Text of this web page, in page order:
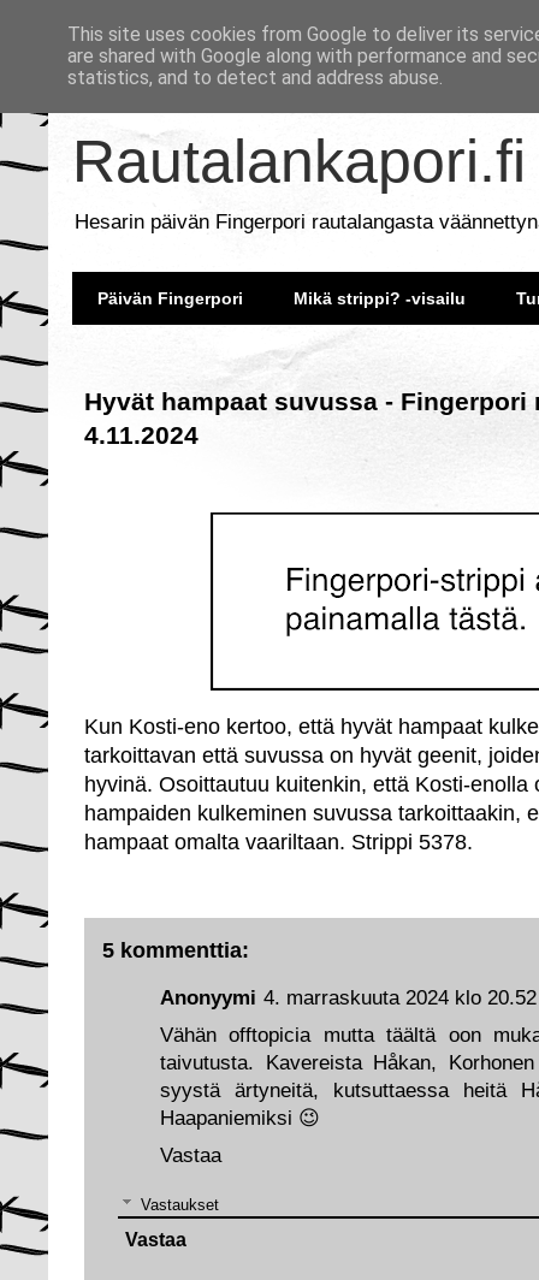
Rautalankapori.fi
Hesarin päivän Fingerpori rautalangasta
Päivän Fingerpori Mikä strippi? -visailu
Hyvät hampaat suvussa - Fingerpori
4.11.2024
Kun Kosti-eno kertoo, että hyvät hampaat
tarkoittavan että suvussa on hyvät geenit,
hyvinä. Osoittautuu kuitenkin, että Kosti-
hampaiden kulkeminen suvussa tarkoittaakin,
hampaat omalta vaariltaan. Strippi 5378.
5 kommenttia:
Anonyymi 4. marraskuuta 2024 klo 20.52
Vähän offtopicia mutta täältä oon
taivutusta. Kavereista Håkan,
syystä ärtyneitä, kutsuttaessa heitä
Haapaniemiksi 😉
Vastaa
Vastaukset
Vastaa
This site uses cookies from Google to deliver its
are shared with Google along with performance and
statistics, and to detect and address abuse.